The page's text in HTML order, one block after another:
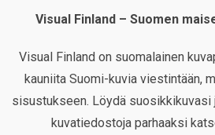
Visual Finland – Suomen
Visual Finland on suomalainen
kauniita Suomi-kuvia viestintään,
sisustukseen. Löydä suosikkikuvasi
kuvatiedostoja parhaaksi